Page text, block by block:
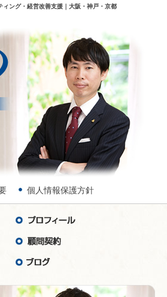
ィング・経営改善支援｜大阪・神戸・京都
個人情報保護方針